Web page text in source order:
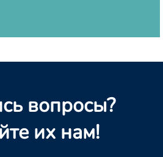
вопросы?
их нам!